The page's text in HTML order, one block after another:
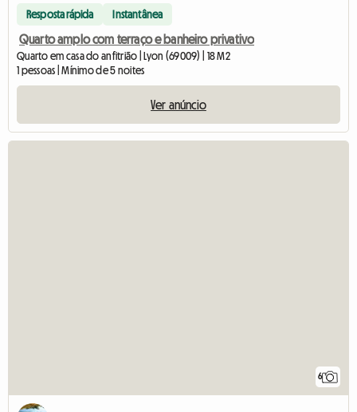
Resposta rápida Instantânea
Quarto amplo com terraço e banheiro privativo
Quarto em casa do anfitrião | Lyon (69009) | 18 M2
1 pessoas | Mínimo de 5 noites
Ver anúncio
6